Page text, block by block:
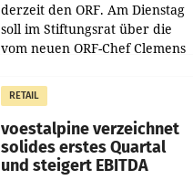
derzeit den ORF. Am Dienstag
soll im Stiftungsrat über die
vom neuen ORF-Chef Clemens
Besetzungen für die
Direktionen abgestimmt
werden.
RETAIL
voestalpine verzeichnet
solides erstes Quartal
und steigert EBITDA